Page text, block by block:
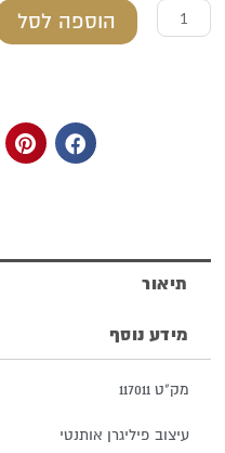
טהור
הוספה לסל
תיאור
מידע נוסף
מק"ט 117011
עיצוב פיליגרן אותנטי